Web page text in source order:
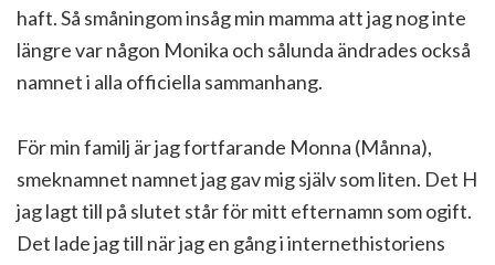
haft. Så småningom insåg min mamma att jag nog inte
längre var någon Monika och sålunda ändrades också
namnet i alla officiella sammanhang.
För min familj är jag fortfarande Monna (Månna),
smeknamnet namnet jag gav mig själv som liten. Det H
jag lagt till på slutet står för mitt efternamn som ogift.
Det lade jag till när jag en gång i internethistoriens